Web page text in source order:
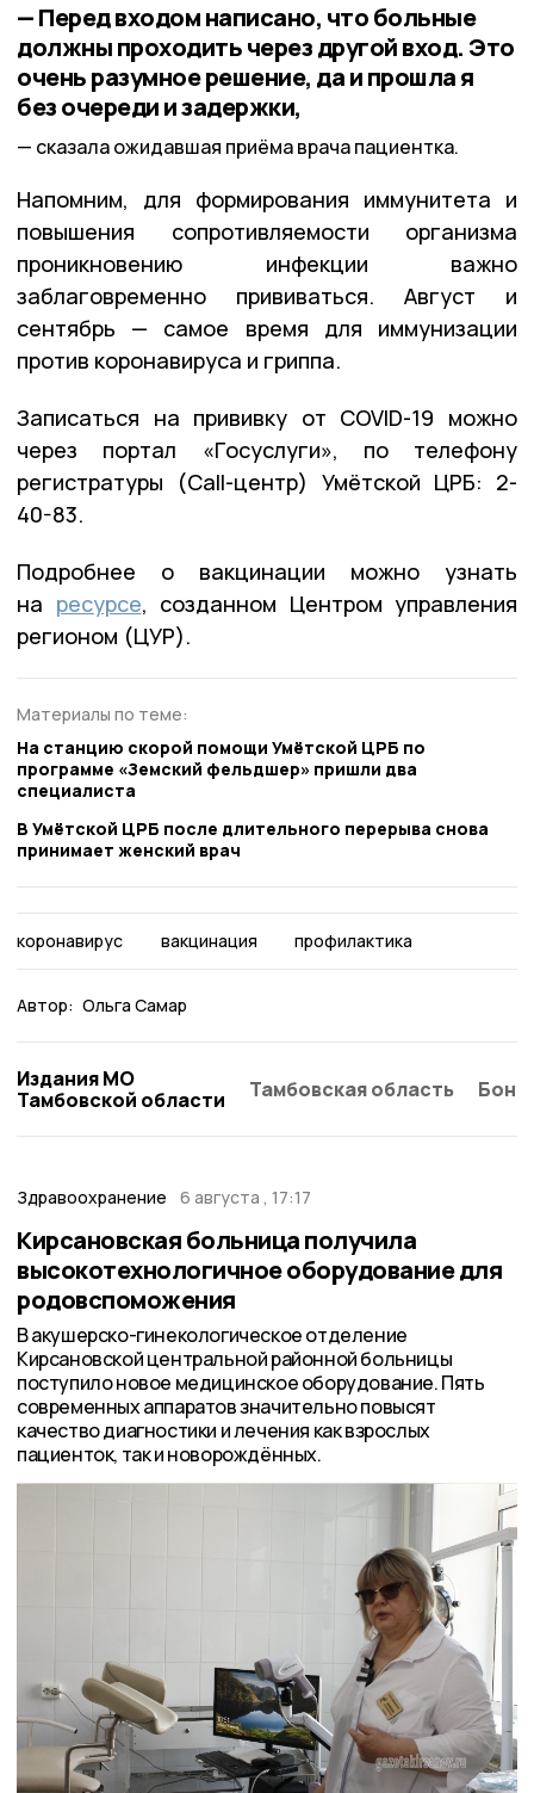
— Перед входом написано, что больные
должны проходить через другой вход. Это
очень разумное решение, да и прошла я
без очереди и задержки,
сказала ожидавшая приёма врача пациентка.
Напомним, для формирования иммунитета и
повышения сопротивляемости организма
проникновению инфекции важно
заблаговременно прививаться. Август и
сентябрь — самое время для иммунизации
против коронавируса и гриппа.
Записаться на прививку от COVID-19 можно
через портал «Госуслуги», по телефону
регистратуры (Call-центр) Умётской ЦРБ: 2-
40-83.
Подробнее о вакцинации можно узнать
на ресурсе, созданном Центром управления
регионом (ЦУР).
Материалы по теме:
На станцию скорой помощи Умётской ЦРБ по
программе «Земский фельдшер» пришли два
специалиста
В Умётской ЦРБ после длительного перерыва снова
принимает женский врач
коронавирус вакцинация профилактика
Автор: Ольга Самар
Издания МО
Тамбовской области
Тамбовская область
Здравоохранение 6 августа , 17:17
Кирсановская больница получила
высокотехнологичное оборудование для
родовспоможения
В акушерско-гинекологическое отделение
Кирсановской центральной районной больницы
поступило новое медицинское оборудование. Пять
современных аппаратов значительно повысят
качество диагностики и лечения как взрослых
пациенток, так и новорождённых.